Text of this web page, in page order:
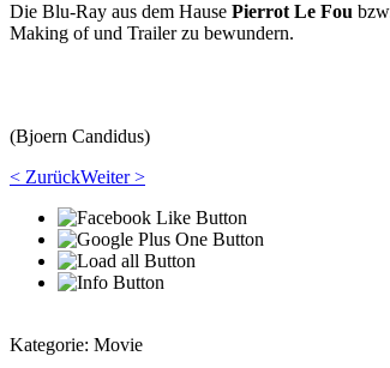
Die Blu-Ray aus dem Hause Pierrot Le Fou
Making of und Trailer zu bewundern.
(Bjoern Candidus)
< ZurückWeiter >
Kategorie: Movie